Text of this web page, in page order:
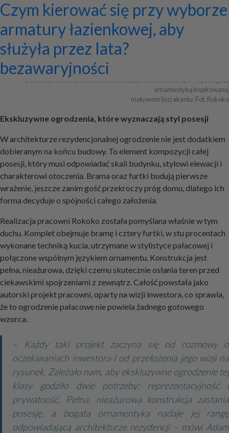
+ Dodaj firmę + Dodaj artykuł
Archiwa
Ekskluzywne ogrodzenia z
pałacowym rozmachem
Dwuskrzydłowa, pełna brama kuta łączy monumentalną formę z bogatą
ornamentyką inspirowaną
motywem liści akantu. Fot. Rokoko
Ekskluzywne ogrodzenia, które wyznaczają styl posesji
W architekturze rezydencjonalnej ogrodzenie nie jest dodatkiem
dobieranym na końcu budowy. To element kompozycji całej
posesji, który musi odpowiadać skali budynku, stylowi elewacji i
charakterowi otoczenia. Brama oraz furtki budują pierwsze
wrażenie, jeszcze zanim gość przekroczy próg domu, dlatego ich
forma decyduje o spójności całego założenia.
Realizacja pracowni Rokoko została pomyślana właśnie w tym
duchu. Komplet obejmuje bramę i cztery furtki, w stu procentach
wykonane techniką kucia, utrzymane w stylistyce pałacowej i
połączone wspólnym językiem ornamentu. Konstrukcja jest
pełna, nieażurowa, dzięki czemu skutecznie osłania teren przed
ciekawskimi spojrzeniami z zewnątrz. Całość powstała jako
autorski projekt pracowni, oparty na wizji inwestora, co sprawia,
że to ogrodzenie pałacowe nie powiela żadnego gotowego
wzorca.
– Każdy taki projekt zaczyna się od rozmowy o
oczekiwaniach inwestora i od przełożenia jego wizji na
rysunek. Zależało nam, aby ekskluzywne ogrodzenie tej
klasy godziło dwie potrzeby: reprezentacyjność i
prywatność. Pełna, nieażurowa konstrukcja zasłania
posesję, a bogata ornamentyka nadaje jej rangę
odpowiadającą architekturze rezydencji – mówi Adam
Program do projektowania
wentylacji mechanicznej
Jak zaprojektować ścianę
telewizyjną, która pasuje do
całej aranżacji?
Systemy zamocowań dachów
płaskich i skośnych oraz lekkiej
obudowy firmy ETANCO
Dom z prefabrykatów opinie –
co naprawdę warto ocenić przed
budową?
Nowoczesne bramy przesuwne:
wyznaczniki trwałości,
bezpieczeństwa i
bezawaryjności
Jak dobrać maskownicę
karnisza? Praktyczny poradnik
Licznik Geigera w kontroli
materiałów budowlanych i
złomu
Jak ograniczyć ryzyko
przestojów przy pracy maszyn
geotechnicznych?
Czym kierować się przy wyborze
armatury łazienkowej, aby
służyła przez lata?